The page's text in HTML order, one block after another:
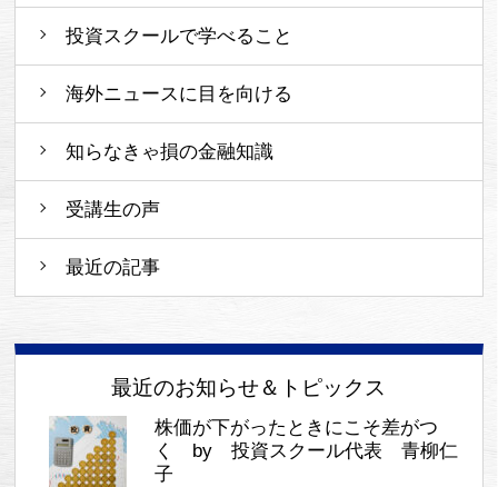
投資スクールで学べること
海外ニュースに目を向ける
知らなきゃ損の金融知識
受講生の声
最近の記事
最近のお知らせ＆トピックス
株価が下がったときにこそ差がつ
く by 投資スクール代表 青柳仁
子